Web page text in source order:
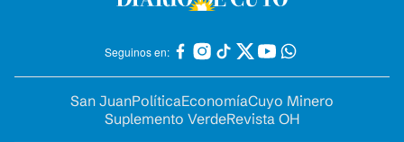
Seguinos en:
San JuanPolíticaEconomíaCuyo Minero
Suplemento VerdeRevista OH